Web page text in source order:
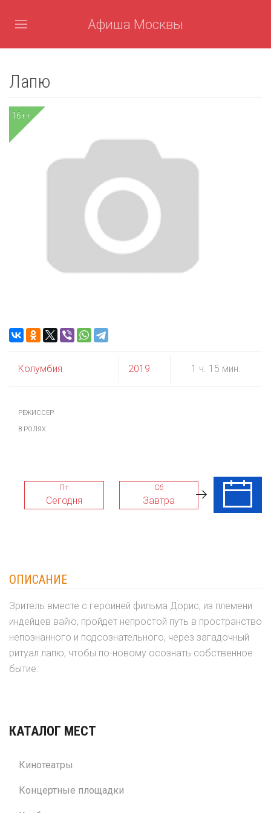
Афиша Москвы
Лапю
16++
Колумбия 2019 1 ч. 15 мин.
РЕЖИССЕР
В РОЛЯХ
Пт
Сегодня
Сб
Завтра
Вс
ОПИСАНИЕ
Зритель вместе с героиней фильма Дорис, из племени
индейцев вайю, пройдет непростой путь в пространство
непознанного и подсознательного, через загадочный
ритуал лапю, чтобы по-новому осознать собственное
бытие.
КАТАЛОГ МЕСТ
Кинотеатры
Концертные площадки